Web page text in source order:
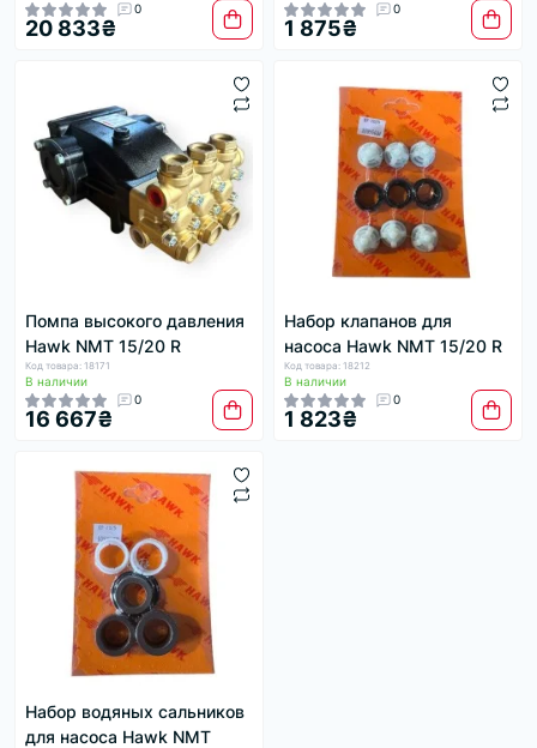
0
20 833₴
0
1 875₴
Помпа высокого давления
Hawk NMT 15/20 R
Код товара: 18171
В наличии
0
16 667₴
Набор клапанов для
насоса Hawk NMT 15/20 R
Код товара: 18212
В наличии
0
1 823₴
Набор водяных сальников
для насоса Hawk NMT